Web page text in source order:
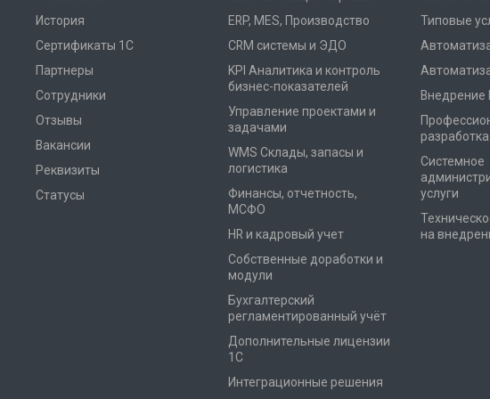
История
Сертификаты 1С
Партнеры
Сотрудники
Отзывы
Вакансии
Реквизиты
Статусы
ERP, MES, Производство
CRM системы и ЭДО
KPI Аналитика и контроль
бизнес-показателей
Управление проектами и
задачами
WMS Склады, запасы и
логистика
Финансы, отчетность,
МСФО
HR и кадровый учет
Собственные доработки и
модули
Бухгалтерский
регламентированный учёт
Дополнительные лицензии
1С
Интеграционные решения
Типовые
Внедрение
Системное
услуги
на